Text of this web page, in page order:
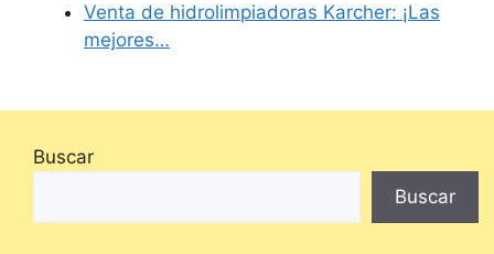
Venta de hidrolimpiadoras Karcher: ¡Las
mejores…
Buscar
Buscar